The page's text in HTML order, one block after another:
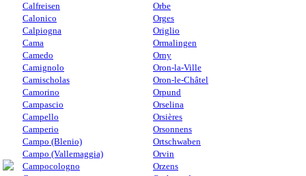
Calfreisen
Calonico
Calpiogna
Cama
Camedo
Camignolo
Camischolas
Camorino
Campascio
Campello
Camperio
Campo (Blenio)
Campo (Vallemaggia)
Campocologno
Orbe
Orges
Origlio
Ormalingen
Orny
Oron-la-Ville
Oron-le-Châtel
Orpund
Orselina
Orsières
Orsonnens
Ortschwaben
Orvin
Orzens